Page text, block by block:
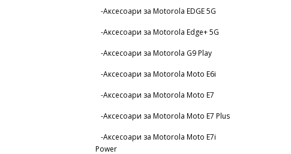
-Аксесоари за Motorola EDGE 5G
-Аксесоари за Motorola Edge+ 5G
-Аксесоари за Motorola G9 Play
-Аксесоари за Motorola Moto E6i
-Аксесоари за Motorola Moto E7
-Аксесоари за Motorola Moto E7 Plus
-Аксесоари за Motorola Moto E7i
Power